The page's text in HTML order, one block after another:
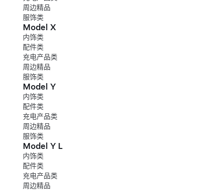
周边精品
服饰类
Model X
内饰类
配件类
充电产品类
周边精品
服饰类
Model Y
内饰类
配件类
充电产品类
周边精品
服饰类
Model Y L
内饰类
配件类
充电产品类
周边精品